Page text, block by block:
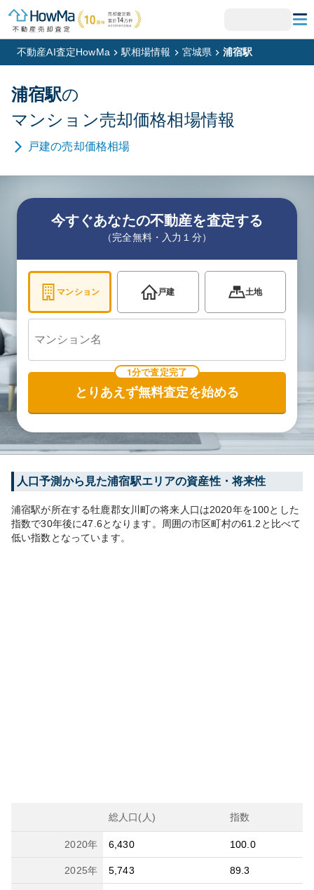
不動産AI査定HowMa 駅相場情報 宮城県 浦宿駅
浦宿駅の
マンション売却価格相場情報
戸建の売却価格相場
今すぐあなたの不動産を査定する
（完全無料・入力１分）
マンション 戸建 土地
1分で査定完了
とりあえず無料査定を始める
人口予測から見た浦宿駅エリアの資産性・将来性
浦宿駅が所在する牡鹿郡女川町の将来人口は2020年を100とした
指数で30年後に47.6となります。 周囲の市区町村の61.2 と比べて
低い指数となっています。
総人口(人) 指数
2020年 6,430 100.0
2025年 5,743 89.3